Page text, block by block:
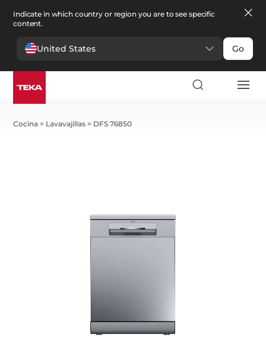
Indicate in which country or region you are to see specific
content.
United States Go
Cocina > Lavavajillas > DFS 76850